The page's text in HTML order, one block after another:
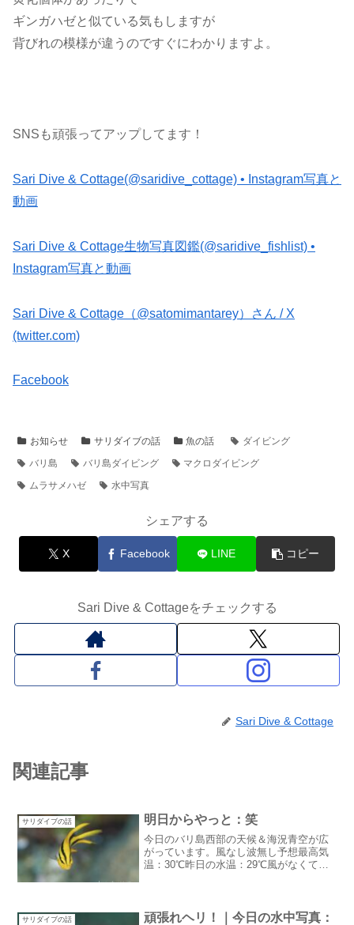
ギンガハゼと似ている気もしますが
背びれの模様が違うのですぐにわかりますよ。
SNSも頑張ってアップしてます！
Sari Dive & Cottage(@saridive_cottage) • Instagram写真と
動画
Sari Dive & Cottage生物写真図鑑(@saridive_fishlist) •
Instagram写真と動画
Sari Dive & Cottage（@satomimantarey）さん / X
(twitter.com)
Facebook
お知らせ サリダイブの話 魚の話
ダイビング
バリ島
バリ島ダイビング
マクロダイビング
ムラサメハゼ
水中写真
シェアする
X Facebook LINE コピー
Sari Dive & Cottageをチェックする
Sari Dive & Cottage
関連記事
サリダイブの話 明日からやっと：笑
今日のバリ島西部の天候＆海況青空が広
がっています。風なし波無し予想最高気
温：30℃昨日の水温：29℃風がなくてち
る日々：笑お休み長か...
サリダイブの話
頑張れヘリ！｜今日の水中写真：